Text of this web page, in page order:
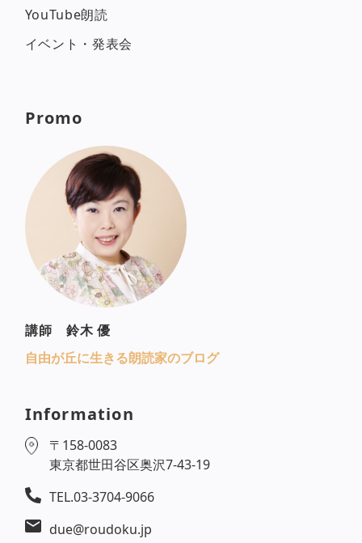
YouTube朗読
イベント・発表会
Promo
講師 鈴木 優
自由が丘に生きる朗読家のブログ
Information
〒158-0083
東京都世田谷区奥沢7-43-19
TEL.03-3704-9066
due@roudoku.jp